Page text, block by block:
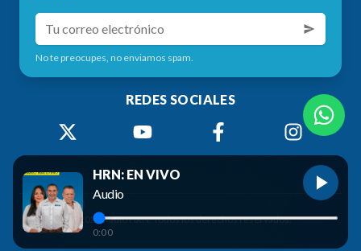
No te preocupes, no enviamos spam.
REDES SOCIALES
© 2026 Radio HRN. Todos los derechos reservados.
HRN: EN VIVO
Audio
0:00